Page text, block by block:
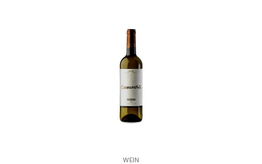
WEIN